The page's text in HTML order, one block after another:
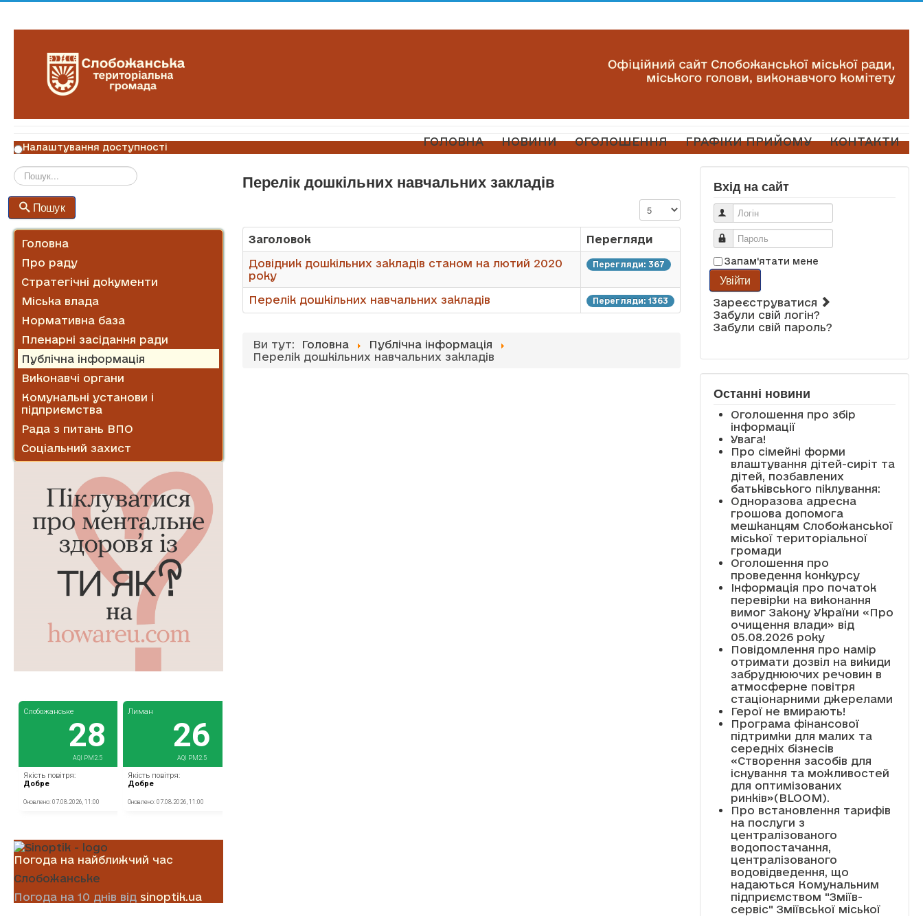
ГОЛОВНА НОВИНИ ОГОЛОШЕННЯ ГРАФІКИ ПРИЙОМУ КОНТАКТИ
Налаштування доступності
Пошук
Головна
Про раду
Стратегічні документи
Міська влада
Нормативна база
Пленарні засідання ради
Публічна інформація
Виконавчі органи
Комунальні установи і
підприємства
Рада з питань ВПО
Соціальний захист
Погода на найближчий час
Слобожанське
Погода на 10 днів від sinoptik.ua
Перелік дошкільних навчальних закладів
Показувати
Заголовок
Перегляди
Довідник дошкільних закладів станом на лютий 2020
року
Перегляди: 367
Перелік дошкільних навчальних закладів Перегляди: 1363
Ви тут: Головна
Публічна інформація
Перелік дошкільних навчальних закладів
Вхід на сайт
Логін
Пароль
Запам'ятати мене
Увійти
Зареєструватися
Забули свій логін?
Забули свій пароль?
Останні новини
Оголошення про збір
інформації
Увага!
Про сімейні форми
влаштування дітей-сиріт та
дітей, позбавлених
батьківського піклування:
Одноразова адресна
грошова допомога
мешканцям Слобожанської
міської територіальної
громади
Оголошення про
проведення конкурсу
Інформація про початок
перевірки на виконання
вимог Закону України «Про
очищення влади» від
05.08.2026 року
Повідомлення про намір
отримати дозвіл на викиди
забруднюючих речовин в
атмосферне повітря
стаціонарними джерелами
Герої не вмирають!
Програма фінансової
підтримки для малих та
середніх бізнесів
«Створення засобів для
існування та можливостей
для оптимізованих
ринків»(BLOOM).
Про встановлення тарифів
на послуги з
централізованого
водопостачання,
централізованого
водовідведення, що
надаються Комунальним
підприємством "Зміїв-
сервіс" Зміївської міської